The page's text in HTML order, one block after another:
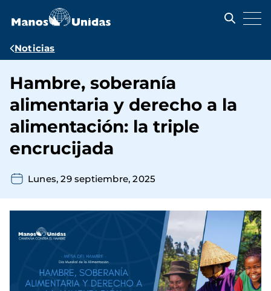
contenido
Ruta
navegación
Noticias
Hambre, soberanía
alimentaria y derecho a la
alimentación: la triple
encrucijada
Lunes, 29 septiembre, 2025